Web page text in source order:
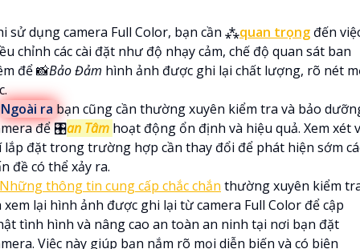
sử dụng camera Full Color, bạn cần ⁂quan trọng đến
chỉnh các cài đặt như độ nhạy cảm, chế độ quan sát ban
để 📸Bảo Đảm hình ảnh được ghi lại chất lượng, rõ nét
Ngoài ra bạn cũng cần thường xuyên kiểm tra và bảo
để 🎛an Tâm hoạt động ổn định và hiệu quả. Xem xét
lắp đặt trong trường hợp cần thay đổi để phát hiện sớm
đề có thể xảy ra.
Những thông tin cung cấp chắc chắn thường xuyên kiểm
xem lại hình ảnh được ghi lại từ camera Full Color để cập
tình hình và nâng cao an toàn an ninh tại nơi bạn đặt
Việc này giúp bạn nắm rõ mọi diễn biến và có biện